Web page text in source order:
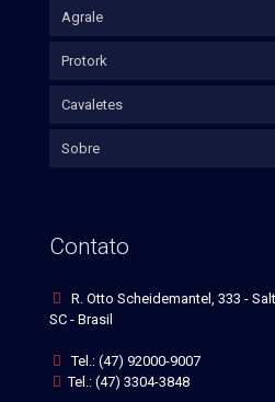
Agrale
Protork
Cavaletes
Sobre
Contato
R. Otto Scheidemantel, 333 -
SC - Brasil
Tel.: (47) 92000-9007
Tel.: (47) 3304-3848